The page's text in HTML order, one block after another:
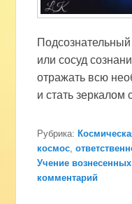
или сосуд
отражать всю
и стать зеркалом
Рубрика:
космос,
Учение
комментарий